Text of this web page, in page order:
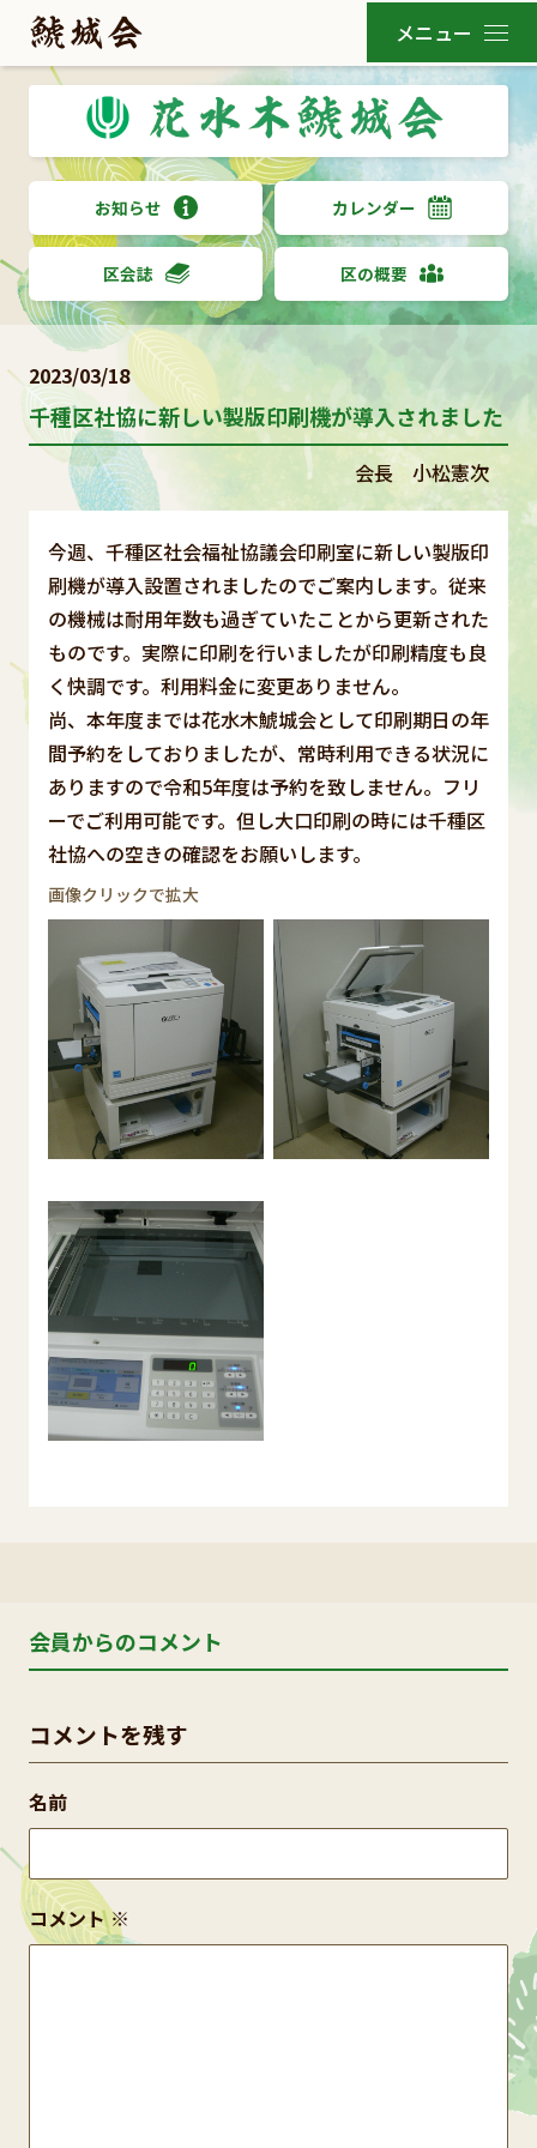
お知らせ カレンダー
区会誌 区の概要
2023/03/18
千種区社協に新しい製版印刷機が導入されました
会長 小松憲次
今週、千種区社会福祉協議会印刷室に新しい製版印
刷機が導入設置されましたのでご案内します。従来
の機械は耐用年数も過ぎていたことから更新された
ものです。実際に印刷を行いましたが印刷精度も良
く快調です。利用料金に変更ありません。
尚、本年度までは花水木鯱城会として印刷期日の年
間予約をしておりましたが、常時利用できる状況に
ありますので令和5年度は予約を致しません。フリ
ーでご利用可能です。但し大口印刷の時には千種区
社協への空きの確認をお願いします。
画像クリックで拡大
会員からのコメント
コメントを残す
コメント※
名前